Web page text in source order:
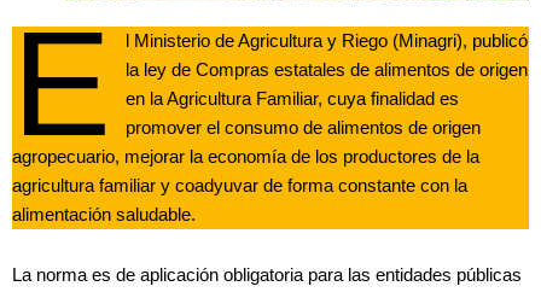
E
l Ministerio de Agricultura y Riego (Minagri), publicó
la ley de Compras estatales de alimentos de origen
en la Agricultura Familiar, cuya finalidad es
promover el consumo de alimentos de origen
agropecuario, mejorar la economía de los productores de la
agricultura familiar y coadyuvar de forma constante con la
alimentación saludable.
La norma es de aplicación obligatoria para las entidades públicas